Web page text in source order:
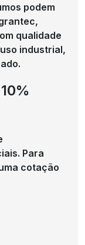
podem
qualidade
industrial,
Para
cotação